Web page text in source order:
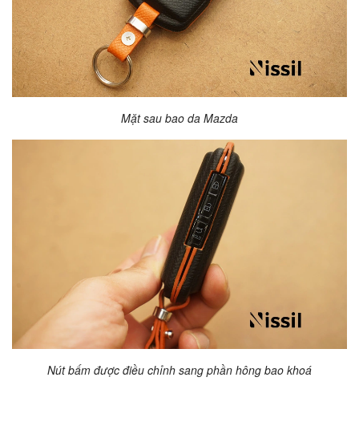
Mặt sau bao da Mazda
Nút bấm được điều chỉnh sang phần hông bao khoá